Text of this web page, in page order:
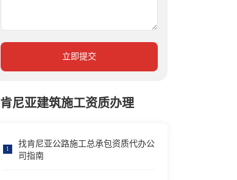
立即提交
肯尼亚建筑施工资质办理
1
找肯尼亚公路施工总承包资质代办公
司指南